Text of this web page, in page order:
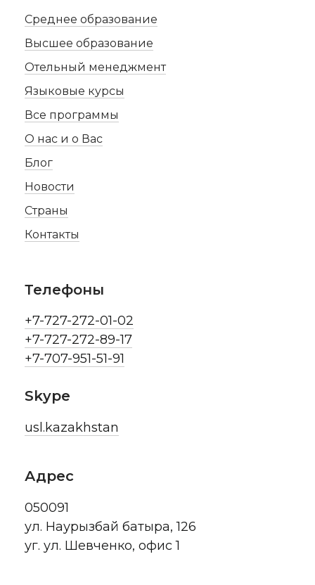
Адрес
050091
ул. Наурызбай батыра, 126
уг. ул. Шевченко, офис 1
Телефоны
+7-727-272-01-02
+7-727-272-89-17
+7-707-951-51-91
Skype
usl.kazakhstan
Среднее образование
Высшее образование
Отельный менеджмент
Языковые курсы
Все программы
О нас и о Вас
Блог
Новости
Страны
Контакты